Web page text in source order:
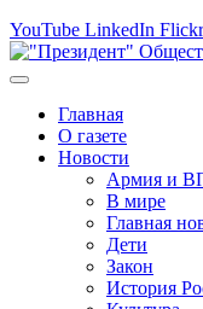
YouTube LinkedIn Flickr
Главная
О газете
Новости
Армия и
В мире
Главная
Дети
Закон
История